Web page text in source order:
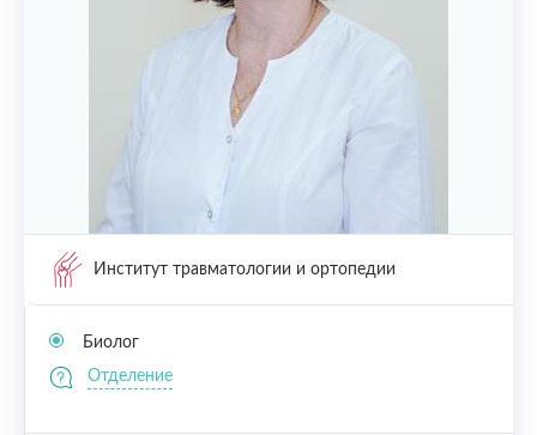
Институт травматологии и ортопедии
Биолог
Отделение